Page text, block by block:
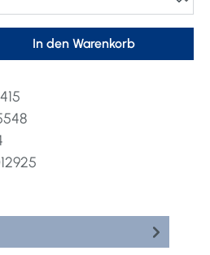
den gewünschten
In den Warenkorb